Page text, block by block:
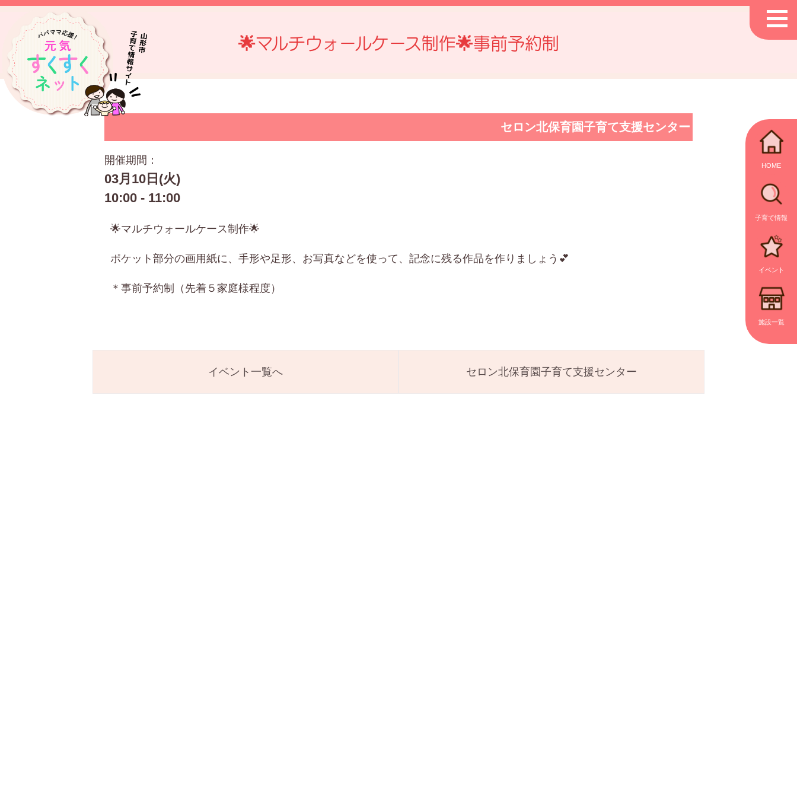
HOME
子育て情報
イベント
施設一覧
🌟マルチウォールケース制作🌟事前予約制
セロン北保育園子育て支援センター
開催期間：
03月10日(火)
10:00 - 11:00
🌟マルチウォールケース制作🌟
ポケット部分の画用紙に、手形や足形、お写真などを使って、記念に残る作品を作りましょう💕
＊事前予約制（先着５家庭様程度）
イベント一覧へ セロン北保育園子育て支援センター